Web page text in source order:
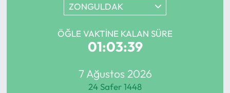
ZONGULDAK
ÖĞLE VAKTINE KALAN SÜRE
01:03:39
7 Ağustos 2026
24 Safer 1448
Son Dakika Haberleri
Haber Arşivi